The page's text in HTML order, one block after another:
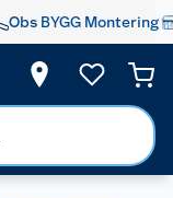
Obs BYGG Montering